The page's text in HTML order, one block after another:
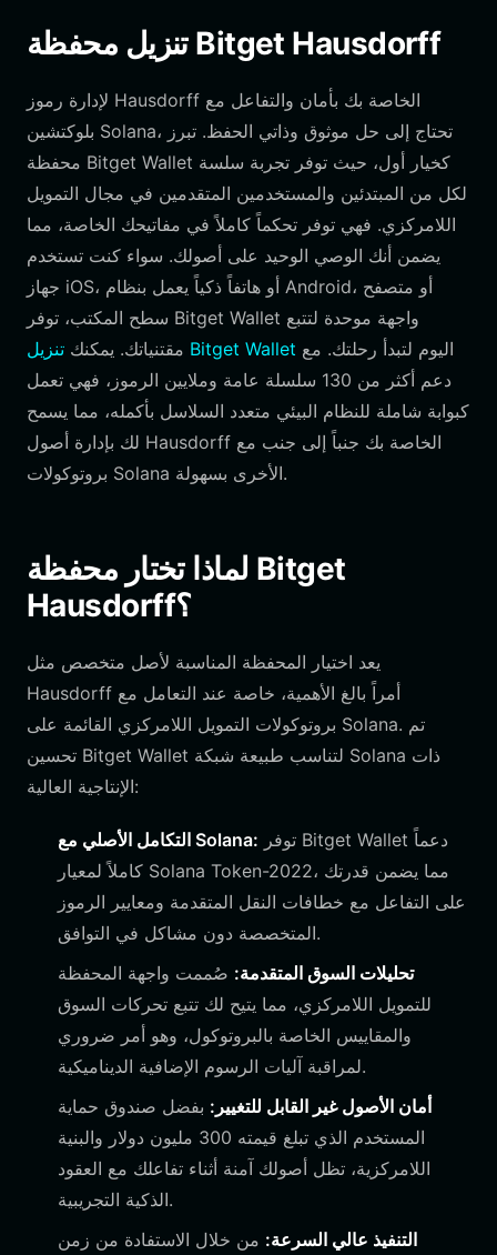
تنزيل محفظة Bitget Hausdorff
لإدارة رموز Hausdorff الخاصة بك بأمان والتفاعل مع
بلوكتشين Solana، تحتاج إلى حل موثوق وذاتي الحفظ. تبرز
محفظة Bitget Wallet كخيار أول، حيث توفر تجربة سلسة
لكل من المبتدئين والمستخدمين المتقدمين في مجال التمويل
اللامركزي. فهي توفر تحكماً كاملاً في مفاتيحك الخاصة، مما
يضمن أنك الوصي الوحيد على أصولك. سواء كنت تستخدم
جهاز iOS، أو هاتفاً ذكياً يعمل بنظام Android، أو متصفح
سطح المكتب، توفر Bitget Wallet واجهة موحدة لتتبع
مقتنياتك. يمكنك تنزيل Bitget Wallet
دعم أكثر من 130 سلسلة عامة وملايين الرموز، فهي تعمل
كبوابة شاملة للنظام البيئي متعدد السلاسل بأكمله، مما يسمح
لك بإدارة أصول Hausdorff الخاصة بك جنباً إلى جنب مع
بروتوكولات Solana الأخرى بسهولة.
لماذا تختار محفظة Bitget
Hausdorff؟
يعد اختيار المحفظة المناسبة لأصل متخصص مثل
Hausdorff أمراً بالغ الأهمية، خاصة عند التعامل مع
بروتوكولات التمويل اللامركزي القائمة على Solana. تم
تحسين Bitget Wallet لتناسب طبيعة شبكة Solana ذات
الإنتاجية العالية:
التكامل الأصلي مع Solana:
كاملاً لمعيار Solana Token-2022، مما يضمن قدرتك
على التفاعل مع خطافات النقل المتقدمة ومعايير الرموز
المتخصصة دون مشاكل في التوافق.
تحليلات السوق المتقدمة: صُممت واجهة المحفظة
للتمويل اللامركزي، مما يتيح لك تتبع تحركات السوق
والمقاييس الخاصة بالبروتوكول، وهو أمر ضروري
لمراقبة آليات الرسوم الإضافية الديناميكية.
أمان الأصول غير القابل للتغيير: بفضل صندوق حماية
المستخدم الذي تبلغ قيمته 300 مليون دولار والبنية
اللامركزية، تظل أصولك آمنة أثناء تفاعلك مع العقود
الذكية التجريبية.
التنفيذ عالي السرعة: من خلال الاستفادة من زمن